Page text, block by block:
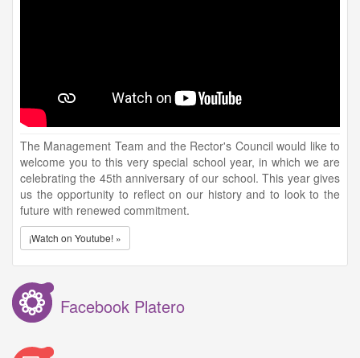
The Management Team and the Rector's Council would like to
welcome you to this very special school year, in which we are
celebrating the 45th anniversary of our school. This year gives
us the opportunity to reflect on our history and to look to the
future with renewed commitment.
¡Watch on Youtube! »
Facebook Platero